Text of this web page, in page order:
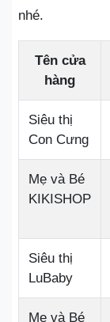
nhé.
Tên cửa
hàng
Siêu thị
Con Cưng
Mẹ và Bé
KIKISHOP
Siêu thị
LuBaby
Mẹ và Bé